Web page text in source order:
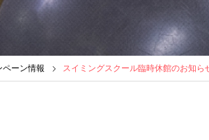
ペーン情報 スイミングスクール臨時休館のお知ら